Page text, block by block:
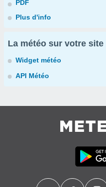
PDF
Plus d'info
La météo sur votre site
Widget météo
API Météo